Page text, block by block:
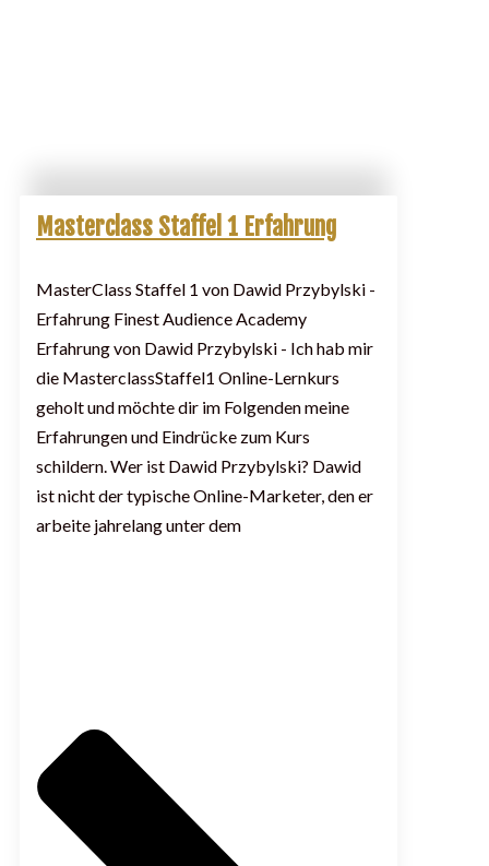
Masterclass Staffel 1 Erfahrung
MasterClass Staffel 1 von Dawid Przybylski -
Erfahrung Finest Audience Academy
Erfahrung von Dawid Przybylski - Ich hab mir
die MasterclassStaffel1 Online-Lernkurs
geholt und möchte dir im Folgenden meine
Erfahrungen und Eindrücke zum Kurs
schildern. Wer ist Dawid Przybylski? Dawid
ist nicht der typische Online-Marketer, den er
arbeite jahrelang unter dem